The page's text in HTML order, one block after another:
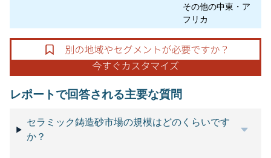
その他の中東・ア
フリカ
レポートで回答される主要な質問
セラミック鋳造砂市場の規模はどのくらいです
か？